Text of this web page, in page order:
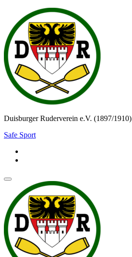
Duisburger Ruderverein e.V. (1897/1910)
Safe Sport
Navigationsmenü